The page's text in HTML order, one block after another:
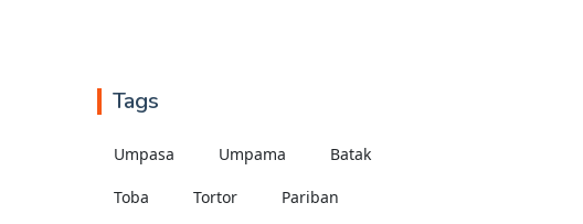
Tags
Umpasa Umpama Batak
Toba Tortor Pariban